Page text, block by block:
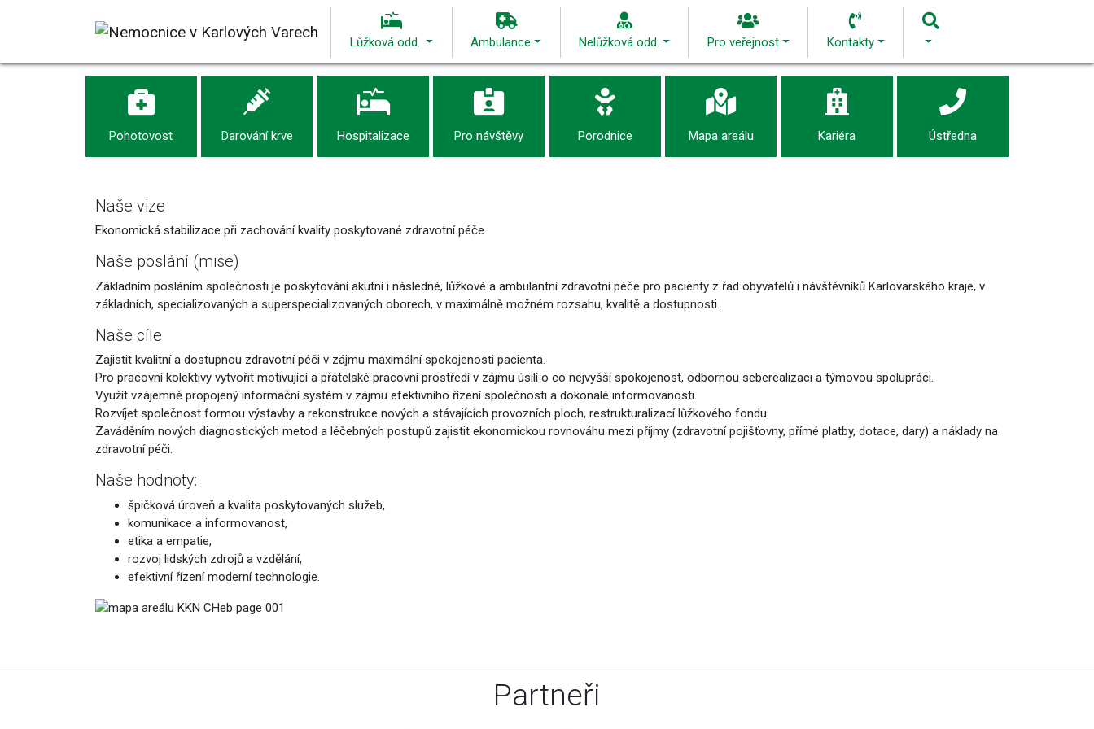
Lůžková odd. Ambulance Nelůžková odd. Pro veřejnost Kontakty
Pohotovost Darování krve Hospitalizace Pro návštěvy Porodnice Mapa areálu Kariéra Ústředna
Naše vize
Ekonomická stabilizace při zachování kvality poskytované zdravotní péče.
Naše poslání (mise)
Základním posláním společnosti je poskytování akutní i následné, lůžkové a ambulantní zdravotní péče pro pacienty z řad obyvatelů i návštěvníků Karlovarského kraje, v
základních, specializovaných a superspecializovaných oborech, v maximálně možném rozsahu, kvalitě a dostupnosti.
Naše cíle
Zajistit kvalitní a dostupnou zdravotní péči v zájmu maximální spokojenosti pacienta.
Pro pracovní kolektivy vytvořit motivující a přátelské pracovní prostředí v zájmu úsilí o co nejvyšší spokojenost, odbornou seberealizaci a týmovou spolupráci.
Využít vzájemně propojený informační systém v zájmu efektivního řízení společnosti a dokonalé informovanosti.
Rozvíjet společnost formou výstavby a rekonstrukce nových a stávajících provozních ploch, restrukturalizací lůžkového fondu.
Zaváděním nových diagnostických metod a léčebných postupů zajistit ekonomickou rovnováhu mezi příjmy (zdravotní pojišťovny, přímé platby, dotace, dary) a náklady na
zdravotní péči.
Naše hodnoty:
špičková úroveň a kvalita poskytovaných služeb,
komunikace a informovanost,
etika a empatie,
rozvoj lidských zdrojů a vzdělání,
efektivní řízení moderní technologie.
Partneři